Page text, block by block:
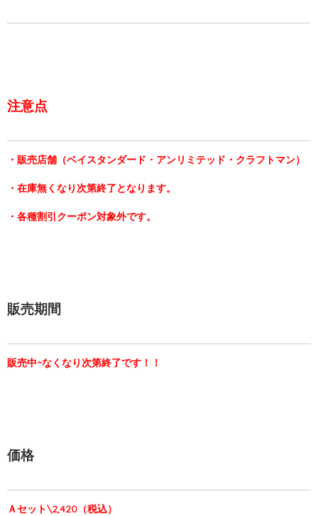
注意点
・販売店舗（ベイスタンダード・アンリミテッド・クラフトマン）
・在庫無くなり次第終了となります。
・各種割引クーポン対象外です。
販売期間
販売中~なくなり次第終了です！！
価格
Ａセット\2,420（税込）